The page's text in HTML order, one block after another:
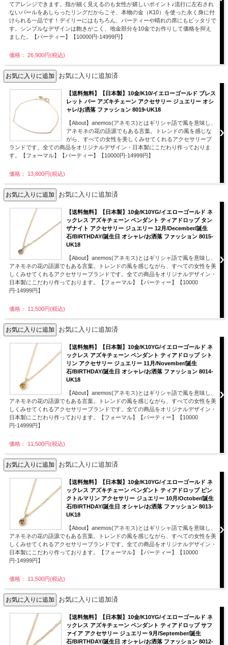
てアレンジできます。指が細く見えるのも女性が嬉しいポイント♪流行に左右され
ないパールをあしらったリングだからこそ、本物の金（K10）を使った永く身に付
けられる一品です！デイリーにはもちろん、パーティーや晴れの席にもピッタリで
す。シンプルなデザインは飽きがこく、地金部分を10金でお作りして価格を抑え
ました。【パーティー】【10000円-14999円】
価格： 26,900円(税込)
お気に入りに追加済
【送料無料】【日本製】10金/K10/イエローゴールド ブレス
レット バー アズキチェーン アクセサリー ジュエリー オシ
ャレ/お洒落 ファッション 8019-UK18
【About】anemos(アネモス)とはギリシャ語で風を意味し、
アネモネの花の語源でもある言葉。トレンドの風を感じな
がら、すべての女性を美しくみせてくれるアクセサリーブ
ランドです。全ての商品をオリジナルデザイン・日本製にこだわり作っておりま
す。【フォーマル】【パーティー】【10000円-14999円】
価格： 13,800円(税込)
お気に入りに追加済
【送料無料】【日本製】10金/K10YG/イエローゴールド ネ
ックレス アズキチェーン ペンダント ティアドロップ タン
ザナイト アクセサリー ジュエリー 12月/December/誕生
石/BIRTHDAY/誕生日 オシャレ/お洒落 ファッション 8015-
UK18
【About】anemos(アネモス)とはギリシャ語で風を意味し、
アネモネの花の語源でもある言葉。トレンドの風を感じながら、すべての女性を美
しくみせてくれるアクセサリーブランドです。全ての商品をオリジナルデザイン・
日本製にこだわり作っております。【フォーマル】【パーティー】【10000
円-14999円】
価格： 11,500円(税込)
お気に入りに追加済
【送料無料】【日本製】10金/K10YG/イエローゴールド ネ
ックレス アズキチェーン ペンダント ティアドロップ シト
リン アクセサリー ジュエリー 11月/November/誕生
石/BIRTHDAY/誕生日 オシャレ/お洒落 ファッション 8014-
UK18
【About】anemos(アネモス)とはギリシャ語で風を意味し、
アネモネの花の語源でもある言葉。トレンドの風を感じながら、すべての女性を美
しくみせてくれるアクセサリーブランドです。全ての商品をオリジナルデザイン・
日本製にこだわり作っております。【フォーマル】【パーティー】【10000
円-14999円】
価格： 11,500円(税込)
お気に入りに追加済
【送料無料】【日本製】10金/K10YG/イエローゴールド ネ
ックレス アズキチェーン ペンダント ティアドロップ ピン
クトルマリン アクセサリー ジュエリー 10月/October/誕生
石/BIRTHDAY/誕生日 オシャレ/お洒落 ファッション 8013-
UK18
【About】anemos(アネモス)とはギリシャ語で風を意味し、
アネモネの花の語源でもある言葉。トレンドの風を感じながら、すべての女性を美
しくみせてくれるアクセサリーブランドです。全ての商品をオリジナルデザイン・
日本製にこだわり作っております。【フォーマル】【パーティー】【10000
円-14999円】
価格： 11,500円(税込)
お気に入りに追加済
【送料無料】【日本製】10金/K10YG/イエローゴールド ネ
ックレス アズキチェーン ペンダント ティアドロップ サフ
ァイア アクセサリー ジュエリー 9月/September/誕生
石/BIRTHDAY/誕生日 オシャレ/お洒落 ファッション 8012-